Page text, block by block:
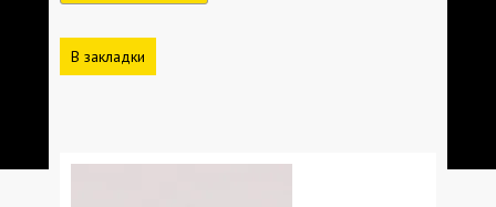
В закладки